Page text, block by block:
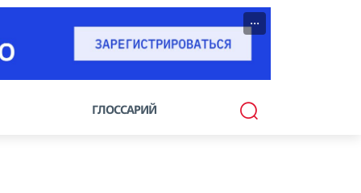
···
ГЛОССАРИЙ